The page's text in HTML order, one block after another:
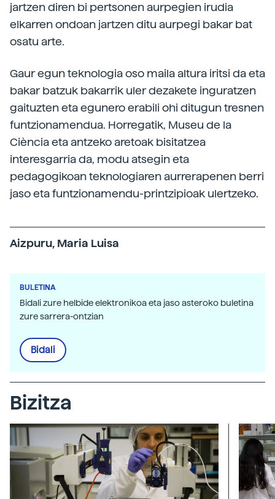
jartzen diren bi pertsonen aurpegien irudia
elkarren ondoan jartzen ditu aurpegi bakar bat
osatu arte.
Gaur egun teknologia oso maila altura iritsi da eta
bakar batzuk bakarrik uler dezakete inguratzen
gaituzten eta egunero erabili ohi ditugun tresnen
funtzionamendua. Horregatik, Museu de la
Ciència eta antzeko aretoak bisitatzea
interesgarria da, modu atsegin eta
pedagogikoan teknologiaren aurrerapenen berri
jaso eta funtzionamendu-printzipioak ulertzeko.
Aizpuru, Maria Luisa
BULETINA
Bidali zure helbide elektronikoa eta jaso asteroko buletina
zure sarrera-ontzian
Bidali
Bizitza